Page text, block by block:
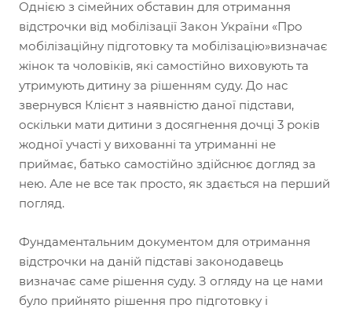
Однією з сімейних обставин для отримання
відстрочки від мобілізації Закон України «Про
мобілізаційну підготовку та мобілізацію»визначає
жінок та чоловіків, які самостійно виховують та
утримують дитину за рішенням суду. До нас
звернувся Клієнт з наявністю даної підстави,
оскільки мати дитини з досягнення дочці 3 років
жодної участі у вихованні та утриманні не
приймає, батько самостійно здійснює догляд за
нею. Але не все так просто, як здається на перший
погляд.
Фундаментальним документом для отримання
відстрочки на даній підставі законодавець
визначає саме рішення суду. З огляду на це нами
було прийнято рішення про підготовку і